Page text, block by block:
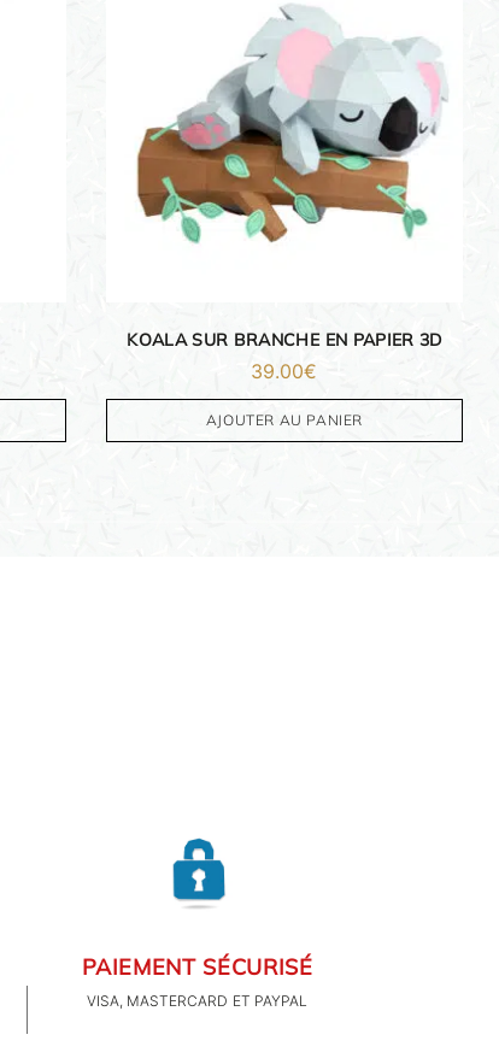
KOALA SUR BRANCHE EN PAPIER 3D
39.00€
AJOUTER AU PANIER
PAIEMENT SÉCURISÉ
VISA, MASTERCARD ET PAYPAL